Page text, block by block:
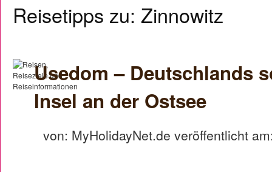
Reisetipps zu: Zinnowitz
Usedom – Deutschlands
Insel an der Ostsee
von: MyHolidayNet.de veröffentlicht